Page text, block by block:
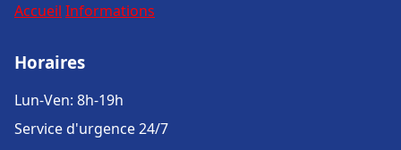
Accueil Informations
Horaires
Lun-Ven: 8h-19h
Service d'urgence 24/7